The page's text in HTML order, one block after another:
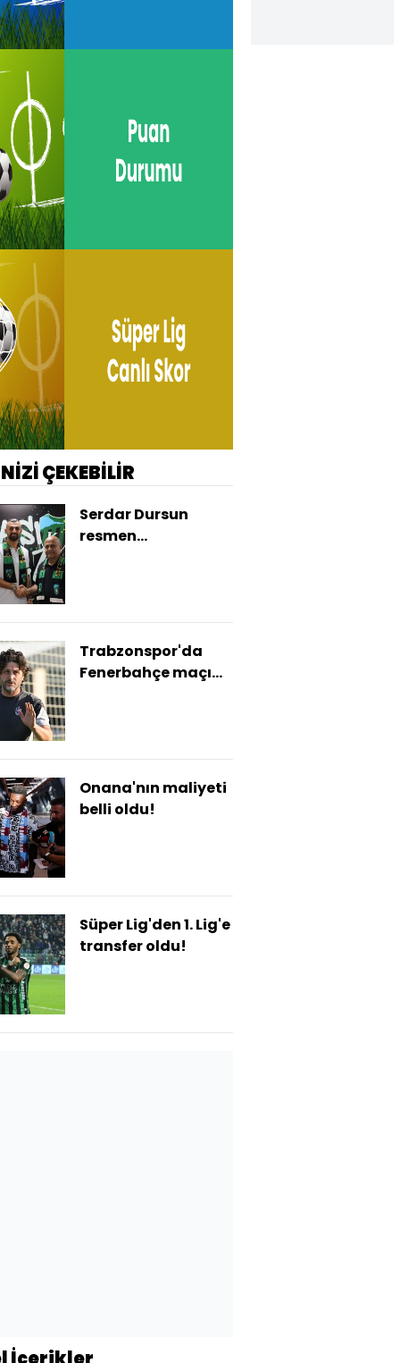
ÇEKEBİLİR
Serdar Dursun
resmen
Trabzonspor'da
Fenerbahçe maçı
Onana'nın maliyeti
belli oldu!
Süper Lig'den 1. Lig'e
transfer oldu!